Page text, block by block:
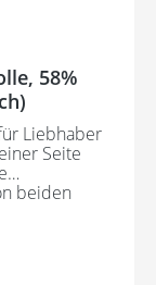
58%
Liebhaber
Seite
beiden